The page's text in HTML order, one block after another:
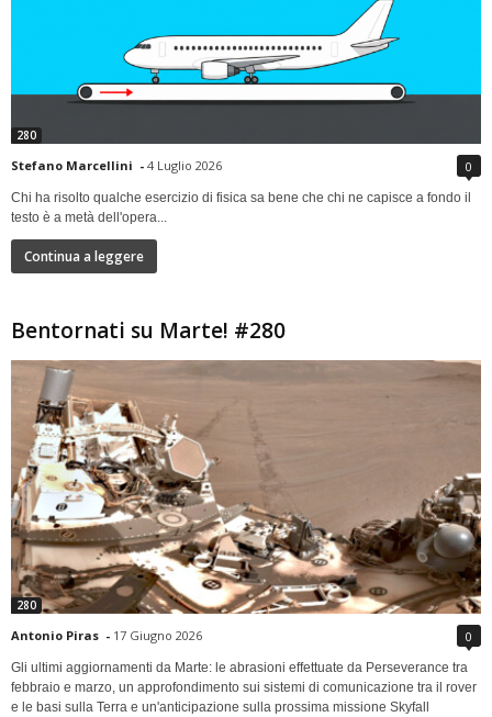
280
Stefano Marcellini - 4 Luglio 2026 0
Chi ha risolto qualche esercizio di fisica sa bene che chi ne capisce a fondo il
testo è a metà dell'opera...
Continua a leggere
Bentornati su Marte! #280
280
Antonio Piras - 17 Giugno 2026 0
Gli ultimi aggiornamenti da Marte: le abrasioni effettuate da Perseverance tra
febbraio e marzo, un approfondimento sui sistemi di comunicazione tra il rover
e le basi sulla Terra e un'anticipazione sulla prossima missione Skyfall